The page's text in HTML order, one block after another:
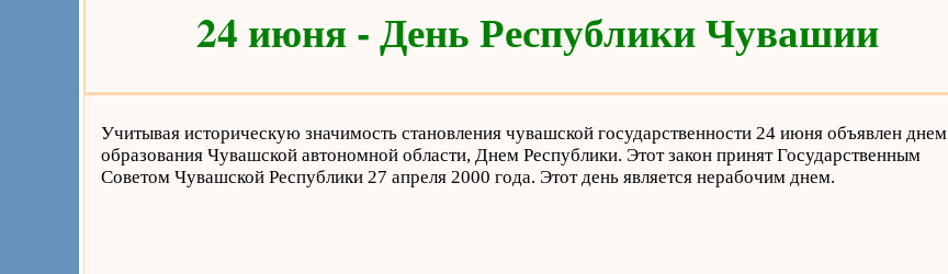
24 июня - День Республики Чувашии
Учитывая историческую значимость становления чувашской государственности 24 июня объявлен днем
образования Чувашской автономной области, Днем Республики. Этот закон принят Государственным
Советом Чувашской Республики 27 апреля 2000 года. Этот день является нерабочим днем.